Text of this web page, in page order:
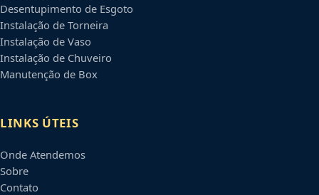
Desentupimento de Esgoto
Instalação de Torneira
Instalação de Vaso
Instalação de Chuveiro
Manutenção de Box
LINKS ÚTEIS
Onde Atendemos
Sobre
Contato